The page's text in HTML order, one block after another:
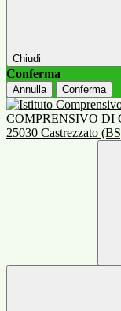
Chiudi
Conferma
Annulla Conferma
COMPRENSIVO DI
25030 Castrezzato